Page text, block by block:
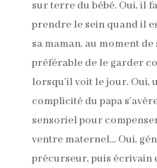
sur terre du bébé. Oui, il
prendre le sein quand il
sa maman, au moment
préférable de le garder
lorsqu’il voit le jour. Oui,
complicité du papa
sensoriel pour
ventre maternel… Oui,
précurseur, puis écrivain